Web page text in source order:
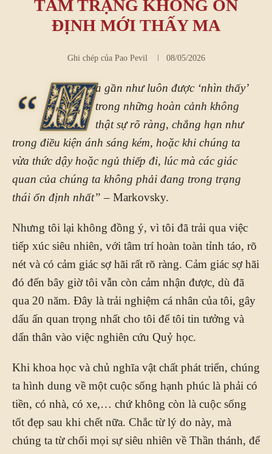
TÂM TRẠNG KHÔNG ỔN
ĐỊNH MỚI THẤY MA
Ghi chép của Pao Pevil 08/05/2026
“M
a gần như luôn được ‘nhìn thấy’
trong những hoàn cảnh không
thật sự rõ ràng, chẳng hạn như
trong điều kiện ánh sáng kém, hoặc khi chúng ta
vừa thức dậy hoặc ngủ thiếp đi, lúc mà các giác
quan của chúng ta không phải đang trong trạng
thái ổn định nhất” – Markovsky.
Nhưng tôi lại không đồng ý, vì tôi đã trải qua việc
tiếp xúc siêu nhiên, với tâm trí hoàn toàn tỉnh táo, rõ
nét và có cảm giác sợ hãi rất rõ ràng. Cảm giác sợ hãi
đó đến bây giờ tôi vẫn còn cảm nhận được, dù đã
qua 20 năm. Đây là trải nghiệm cá nhân của tôi, gây
dấu ấn quan trọng nhất cho tôi để tôi tin tưởng và
dấn thân vào việc nghiên cứu Quỷ học.
Khi khoa học và chủ nghĩa vật chất phát triển, chúng
ta hình dung về một cuộc sống hạnh phúc là phải có
tiền, có nhà, có xe,… chứ không còn là cuộc sống
tốt đẹp sau khi chết nữa. Chắc từ lý do này, mà
chúng ta từ chối mọi sự siêu nhiên về Thần thánh, để